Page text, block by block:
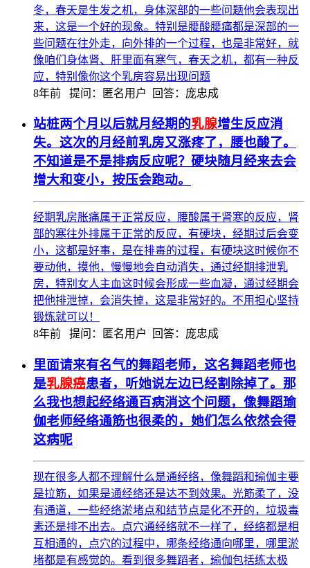
冬，春天是生发之机，身体深部的一些问题他会表现出
来，这是一个好的现象。特别是腰酸腰痛都是深部的一
些问题在往外走，向外排的一个过程，也是非常好，就
像咱们身体肾、肝里面有寒气，春天之机，都有一种反
应，特别像你这个乳房容易出现问题
8年前 提问：匿名用户 回答：庞忠成
站桩两个月以后就月经期的乳腺增生反应消
失。这次的月经前乳房又涨疼了，腰也酸了。
不知道是不是排病反应呢？硬块随月经来去会
增大和变小，按压会跑动。
经期乳房胀痛属于正常反应，腰酸属于肾寒的反应，肾
部的寒往外排属于正常的反应，有硬块，经期过后会变
小，这都是好事，是在排毒的过程，有硬块这时候你不
要动他，摸他，慢慢地会自动消失，通过经期排泄乳
房，特别女人主血这时候会形成一些血凝，通过经期会
把他排泄掉，会消失掉，这是非常好的。不用担心坚持
锻炼就可以！
8年前 提问：匿名用户 回答：庞忠成
里面请来有名气的舞蹈老师，这名舞蹈老师也
是乳腺癌患者，听她说左边已经割除掉了。那
么我也想起经络通百病消这个问题，像舞蹈瑜
伽老师经络通筋也很柔的，她们怎么依然会得
这病呢
现在很多人都不理解什么是通经络，像舞蹈和瑜伽主要
是拉筋，如果是通经络还是达不到效果。光筋柔了，没
有通道，一些经络淤堵点和结节点是化不开的，垃圾毒
素还是排不出去。点穴通经络就不一样了，经络都是相
互相通的，点穴的过程中，哪条经络通向哪里，哪里淤
堵都是有感觉的。看到很多舞蹈者，瑜伽包括练太极